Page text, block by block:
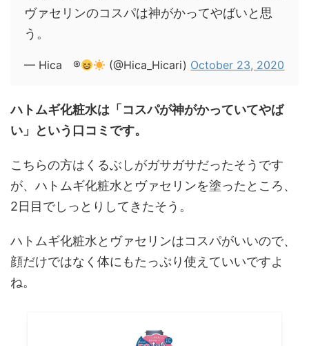
ヴァセリンのコスパは神がかってやばいと思
う。
— Hica ®︎ (@Hica_Hicari) October 23, 2020
ハトムギ化粧水は「コスパが神がかっていてやば
い」という口コミです。
こちらの方はくるぶしがガサガサだったそうです
が、ハトムギ化粧水とヴァセリンを塗ったところ、
2日目でしっとりしてきたそう。
ハトムギ化粧水とヴァセリンはコスパがいいので、
顔だけではなく体にもたっぷり使えていいですよ
ね。